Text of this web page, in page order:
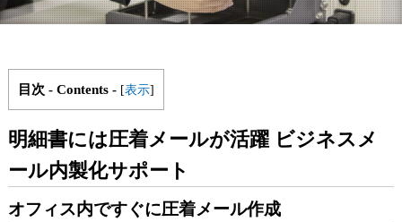
目次 - Contents - [表示]
明細書には圧着メールが活躍 ビジネスメ
ール内製化サポート
オフィス内ですぐに圧着メール作成